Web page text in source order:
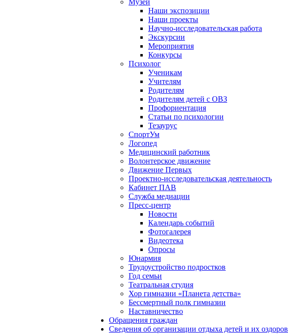
Музей
Наши экспозиции
Наши проекты
Научно-исследовательская работа
Экскурсии
Мероприятия
Конкурсы
Психолог
Ученикам
Учителям
Родителям
Родителям детей с ОВЗ
Профориентация
Статьи по психологии
Тезаурус
СпортУм
Логопед
Медицинский работник
Волонтерское движение
Движение Первых
Проектно-исследовательская деятельность
Кабинет ПАВ
Служба медиации
Пресс-центр
Новости
Календарь событий
Фотогалерея
Видеотека
Опросы
Юнармия
Трудоустройство подростков
Год семьи
Театральная студия
Хор гимназии «Планета детства»
Бессмертный полк гимназии
Наставничество
Обращения граждан
Сведения об организации отдыха детей и их